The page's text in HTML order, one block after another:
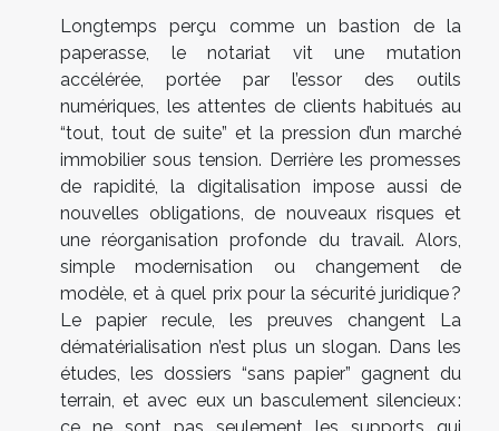
Longtemps perçu comme un bastion de la
paperasse, le notariat vit une mutation
accélérée, portée par l’essor des outils
numériques, les attentes de clients habitués au
“tout, tout de suite” et la pression d’un marché
immobilier sous tension. Derrière les promesses
de rapidité, la digitalisation impose aussi de
nouvelles obligations, de nouveaux risques et
une réorganisation profonde du travail. Alors,
simple modernisation ou changement de
modèle, et à quel prix pour la sécurité juridique ?
Le papier recule, les preuves changent La
dématérialisation n’est plus un slogan. Dans les
études, les dossiers “sans papier” gagnent du
terrain, et avec eux un basculement silencieux :